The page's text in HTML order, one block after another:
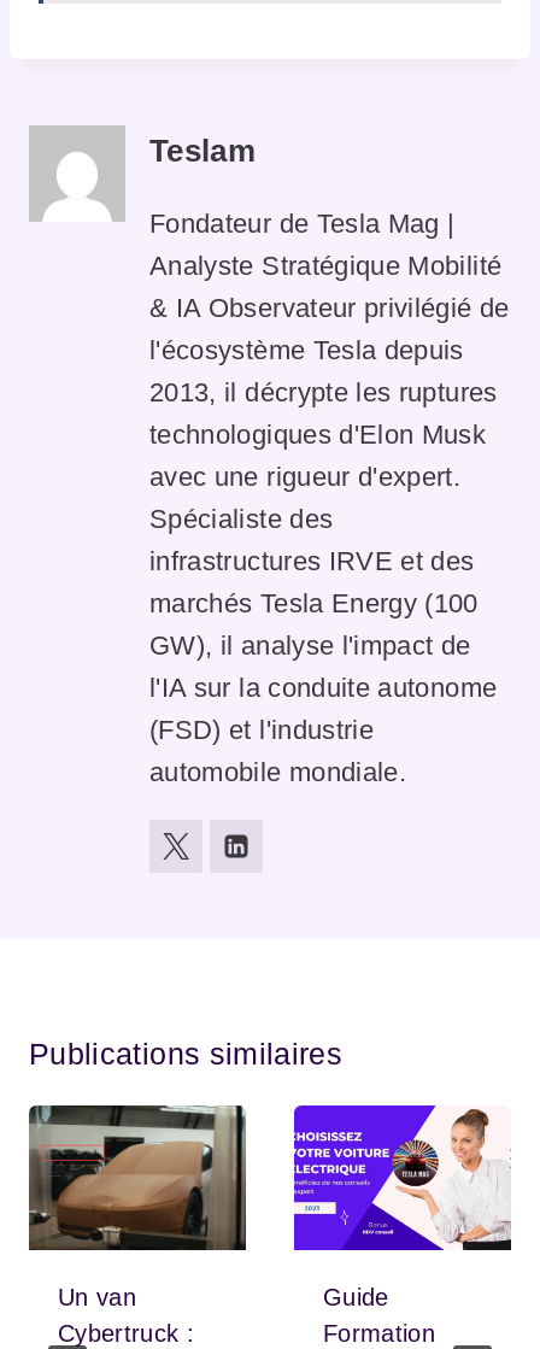
Teslam
Fondateur de Tesla Mag |
Analyste Stratégique Mobilité
& IA Observateur privilégié de
l'écosystème Tesla depuis
2013, il décrypte les ruptures
technologiques d'Elon Musk
avec une rigueur d'expert.
Spécialiste des
infrastructures IRVE et des
marchés Tesla Energy (100
GW), il analyse l'impact de
l'IA sur la conduite autonome
(FSD) et l'industrie
automobile mondiale.
Publications similaires
Un van
Cybertruck :
Guide
Formation